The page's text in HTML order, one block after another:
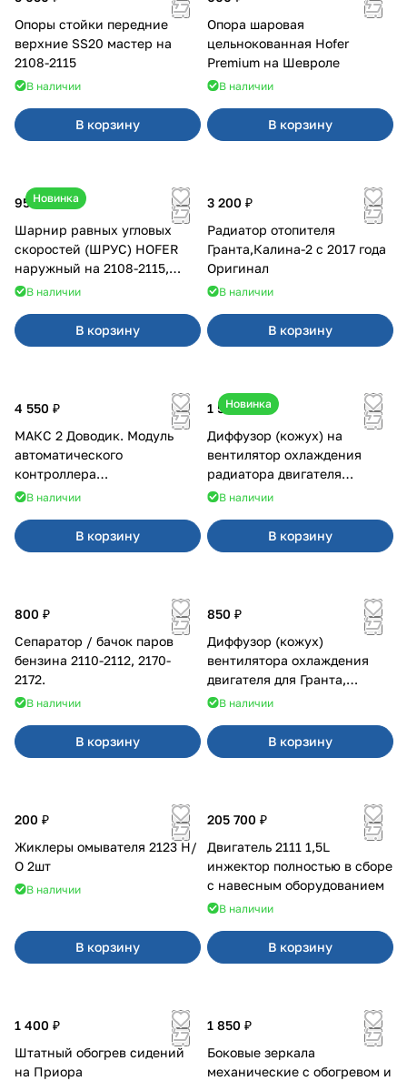
Опоры стойки передние
верхние SS20 мастер на
2108-2115
В наличии
В корзину
Опора шаровая
цельнокованная Hofer
Premium на Шевроле
В наличии
В корзину
Новинка
950 ₽
Шарнир равных угловых
скоростей (ШРУС) HOFER
наружный на 2108-2115,
2110-2112
В наличии
В корзину
3 200 ₽
Радиатор отопителя
Гранта,Калина-2 с 2017 года
Оригинал
В наличии
В корзину
4 550 ₽
МАКС 2 Доводик. Модуль
автоматического
контроллера
стеклоподъемников для
В наличии
В корзину
Новинка
1 500 ₽
Диффузор (кожух) на
вентилятор охлаждения
радиатора двигателя
Приора 2170 Panasonic
В наличии
В корзину
800 ₽
Сепаратор / бачок паров
бензина 2110-2112, 2170-
2172.
В наличии
В корзину
850 ₽
Диффузор (кожух)
вентилятора охлаждения
двигателя для Гранта,
Калина-2, Датсун нового
В наличии
В корзину
200 ₽
Жиклеры омывателя 2123 Н/
О 2шт
В наличии
В корзину
205 700 ₽
Двигатель 2111 1,5L
инжектор полностью в сборе
с навесным оборудованием
В наличии
В корзину
1 400 ₽
Штатный обогрев сидений
на Приора
1 850 ₽
Боковые зеркала
механические с обогревом и